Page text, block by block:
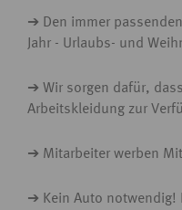
➔ Den immer
Jahr - Urlaubs- und
➔ Wir sorgen dafür,
Arbeitskleidung zur
➔ Mitarbeiter werben
➔ Kein Auto notwendig!